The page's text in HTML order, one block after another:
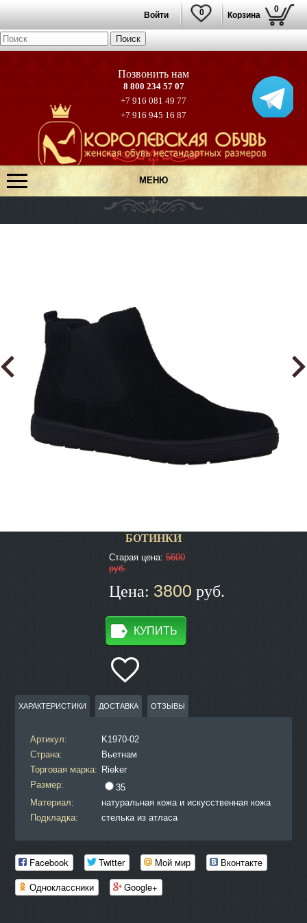
Корзина
0
0
Войти
8 800 234 57 07
+7 916 081 49 77
+7 916 945 16 87
МЕНЮ
БОТИНКИ
Старая цена: 5600
руб.
Цена: 3800 руб.
КУПИТЬ
ХАРАКТЕРИСТИКИ ДОСТАВКА ОТЗЫВЫ
Артикул:
K1970-02
Страна:
Вьетнам
Торговая марка: Rieker
Размер:
35
Материал:
натуральная кожа и искусственная кожа
Подкладка:
стелька из атласа
Facebook Twitter Мой мир
Вконтакте
Одноклассники
Google+